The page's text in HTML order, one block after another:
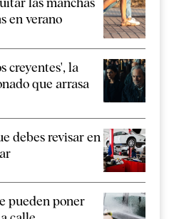
en verano
creyentes', la
que arrasa
debes revisar en
pueden poner